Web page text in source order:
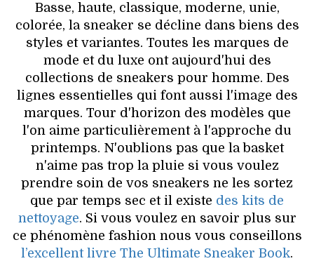
Basse, haute, classique, moderne, unie,
colorée, la sneaker se décline dans biens des
styles et variantes. Toutes les marques de
mode et du luxe ont aujourd'hui des
collections de sneakers pour homme. Des
lignes essentielles qui font aussi l'image des
marques. Tour d'horizon des modèles que
l'on aime particulièrement à l'approche du
printemps. N'oublions pas que la basket
n'aime pas trop la pluie si vous voulez
prendre soin de vos sneakers ne les sortez
que par temps sec et il existe des kits de
nettoyage. Si vous voulez en savoir plus sur
ce phénomène fashion nous vous conseillons
l’excellent livre The Ultimate Sneaker Book.